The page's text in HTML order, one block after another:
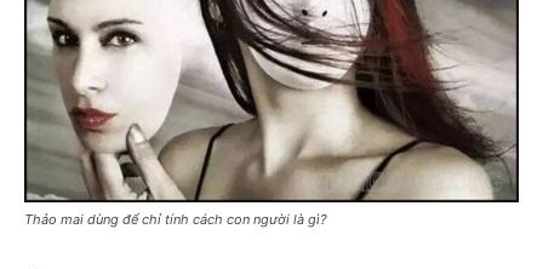
Thảo mai dùng để chỉ tính cách con người là gì?